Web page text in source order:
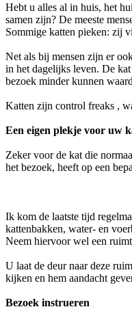
Hebt u alles al in huis, het
samen zijn? De meeste
Sommige katten pieken: zij
Net als bij mensen zijn er
in het dagelijks leven. De
bezoek minder kunnen
Katten zijn control freaks ,
Een eigen plekje voor uw
Zeker voor de kat die
het bezoek, heeft op een
Ik kom de laatste tijd
kattenbakken, water- en
Neem hiervoor wel een
U laat de deur naar deze
kijken en hem aandacht
Bezoek instrueren